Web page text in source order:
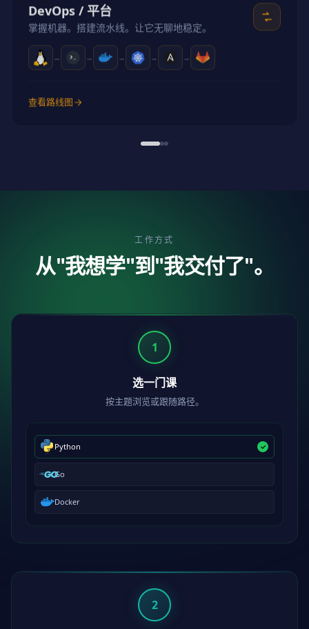
DevOps / 平台
掌握机器。搭建流水线。让它无聊地稳定。
查看路线图
工作方式
从"我想学"到"我交付了"。
1
选一门课
按主题浏览或跟随路径。
Python
Go
Docker
2